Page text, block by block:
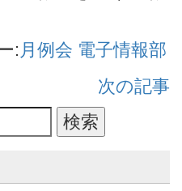
: 月例会 電子情報部
次の記事